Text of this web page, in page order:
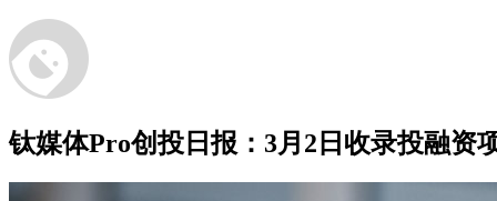
钛媒体Pro创投日报：3月2日收录投融资